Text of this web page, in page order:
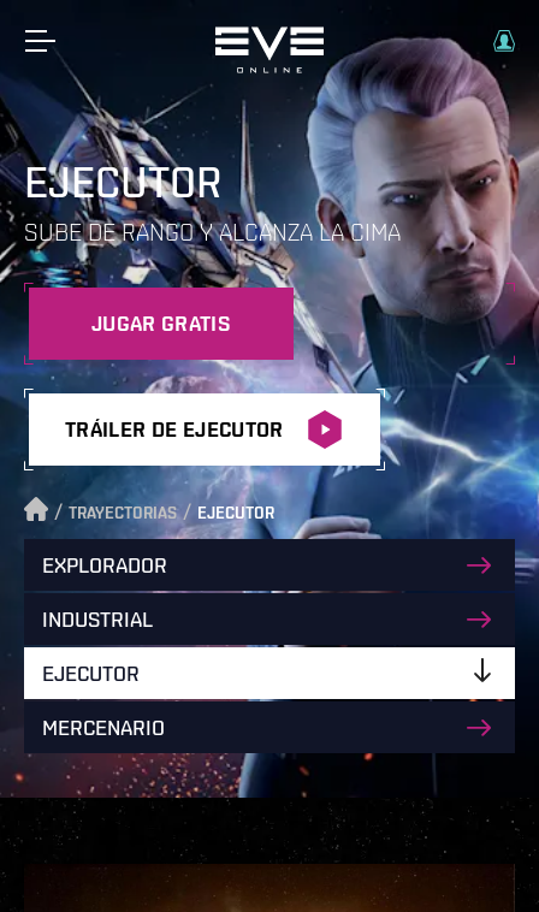
EJECUTOR
SUBE DE RANGO Y ALCANZA LA CIMA
JUGAR GRATIS
TRÁILER DE EJECUTOR
/ TRAYECTORIAS / EJECUTOR
EXPLORADOR
INDUSTRIAL
EJECUTOR
MERCENARIO